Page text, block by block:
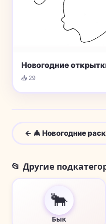
Новогодние
📥 29
← 🎄 Новогодние
📂 Другие
🐂
Бык